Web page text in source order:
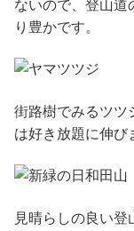
ないので、登山道
り豊かです。
街路樹でみるツツ
は好き放題に伸び
見晴らしの良い